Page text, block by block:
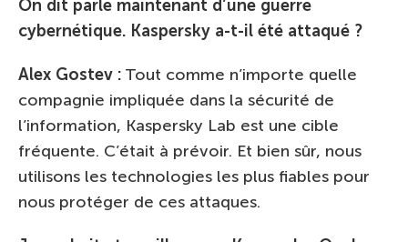
On dit parle maintenant d’une guerre
cybernétique. Kaspersky a-t-il été attaqué ?
Alex Gostev : Tout comme n’importe quelle
compagnie impliquée dans la sécurité de
l’information, Kaspersky Lab est une cible
fréquente. C’était à prévoir. Et bien sûr, nous
utilisons les technologies les plus fiables pour
nous protéger de ces attaques.